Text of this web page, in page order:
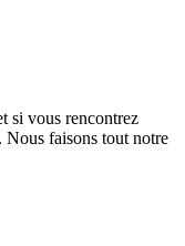
si vous rencontrez
Nous faisons tout notre